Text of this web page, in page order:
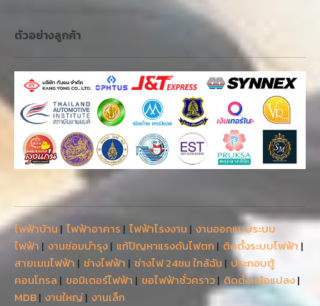
ไฟฟ้าบ้าน|ไฟฟ้าอาคาร|ไฟฟ้าโรงงาน|งานออกแบบระบบ
ไฟฟ้า|งานซ่อมบำรุง|แก้ปัญหาแรงดันไฟตก ติดตั้งระบบไฟฟ้า
สายเมนไฟฟ้า|ช่างไฟฟ้า |ช่างไฟ 24ชม ใกล้ฉัน|ประกอบตู้
คอนโทรล |ขอมิเตอร์ไฟฟ้า |ขอไฟฟ้าชั่วคราว |ติดตั้งหม้อแปลง|
MDB|งานใหญ่|งานเล็ก